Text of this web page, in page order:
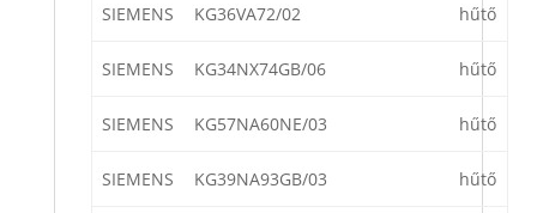
SIEMENS KG36VA72/02 hűtő
SIEMENS KG34NX74GB/06 hűtő
SIEMENS KG57NA60NE/03 hűtő
SIEMENS KG39NA93GB/03 hűtő